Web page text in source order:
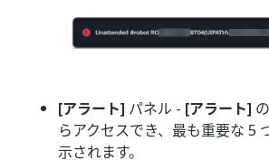
[アラート] パネル - [アラート]
らアクセスでき、最も重要な 5
示されます。